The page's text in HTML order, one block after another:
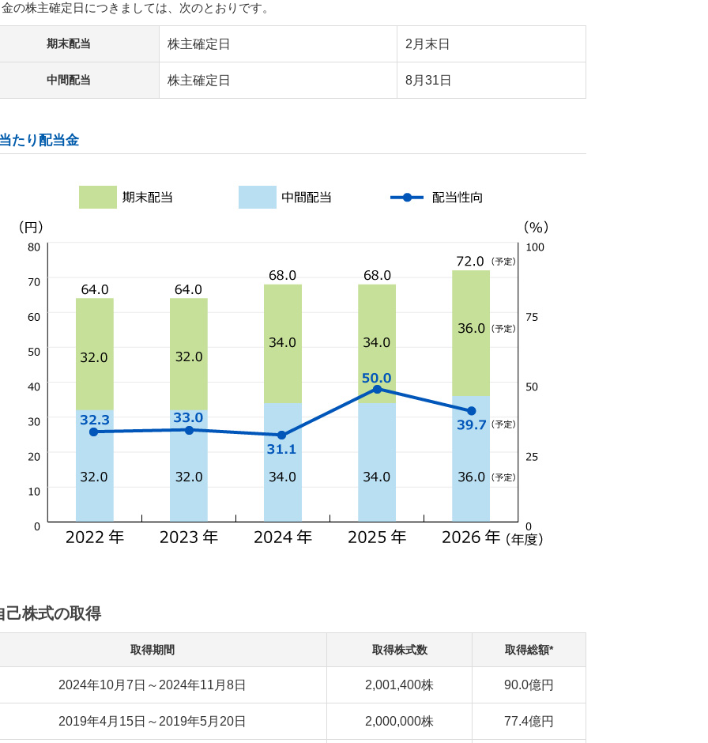
の株主確定日につきましては、次のとおりです。
期末配当 株主確定日 2月末日
中間配当 株主確定日 8月31日
たり配当金
己株式の取得
取得期間 取得株式数 取得総額*
2024年10月7日～2024年11月8日 2,001,400株 90.0億円
2019年4月15日～2019年5月20日 2,000,000株 77.4億円